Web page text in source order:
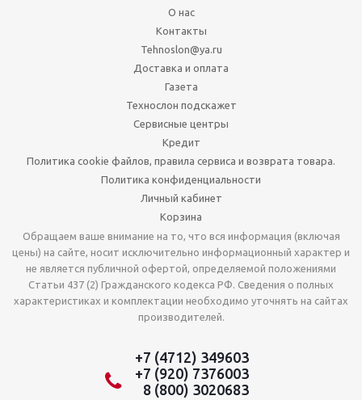
О нас
Контакты
Tehnoslon@ya.ru
Доставка и оплата
Газета
Технослон подскажет
Сервисные центры
Кредит
Политика cookie файлов, правила сервиса и возврата товара.
Политика конфиденциальности
Личный кабинет
Корзина
Обращаем ваше внимание на то, что вся информация (включая
цены) на сайте, носит исключительно информационный характер и
не является публичной офертой, определяемой положениями
Статьи 437 (2) Гражданского кодекса РФ. Сведения о полных
характеристиках и комплектации необходимо уточнять на сайтах
производителей.
+7 (4712) 349603
+7 (920) 7376003
8 (800) 3020683